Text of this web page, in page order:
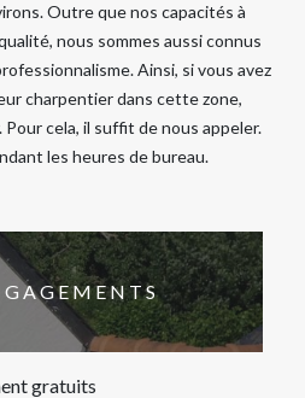
Outre que nos capacités à
nous sommes aussi connus
Ainsi, si vous avez
charpentier dans cette zone,
Pour cela, il suffit de nous appeler.
les heures de bureau.
gratuits